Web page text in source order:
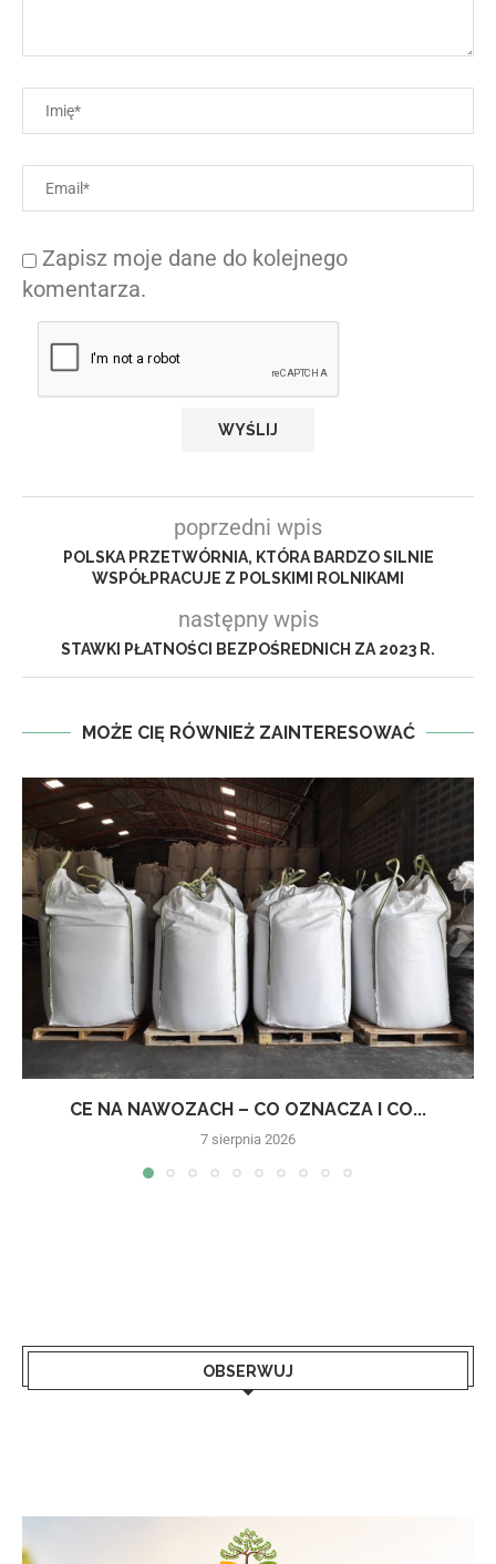
Zapisz moje dane do kolejnego
komentarza.
poprzedni wpis
POLSKA PRZETWÓRNIA, KTÓRA BARDZO SILNIE
WSPÓŁPRACUJE Z POLSKIMI ROLNIKAMI
następny wpis
STAWKI PŁATNOŚCI BEZPOŚREDNICH ZA 2023 R.
MOŻE CIĘ RÓWNIEŻ ZAINTERESOWAĆ
CE NA NAWOZACH – CO OZNACZA I CO...
7 sierpnia 2026
OBSERWUJ